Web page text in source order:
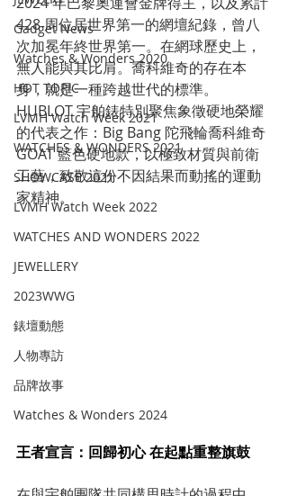
Gadget News
Watches & Wonders 2020
HOT TOPIC
LVMH Watch Week 2021
WATCHES & WONDERS 2021
SHOWCASE 2021
LVMH Watch Week 2022
WATCHES AND WONDERS 2022
JEWELLERY
2023WWG
錶壇動態
人物專訪
品牌故事
Watches & Wonders 2024
428 周位居世界第一的網壇紀錄，曾八
次加冕年終世界第一。在網球歷史上，
無人能與其比肩。喬科維奇的存在本
身，就是一種跨越世代的標準。
HUBLOT 宇舶錶特別聚焦象徵硬地榮耀
的代表之作：Big Bang 陀飛輪喬科維奇
GOAT 藍色硬地款，以極致材質與前衛
工藝，致敬這份不因結果而動搖的運動
家精神。
王者宣言：回歸初心 在起點重整旗鼓